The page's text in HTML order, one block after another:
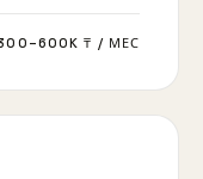
₸ / МЕС